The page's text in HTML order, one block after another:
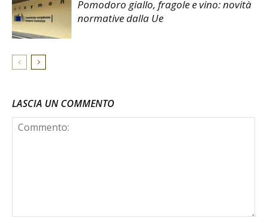
Pomodoro giallo, fragole e vino: novità
normative dalla Ue
LASCIA UN COMMENTO